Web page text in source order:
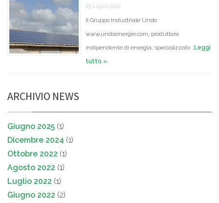
29 Luglio 2022
Il Gruppo Industriale Undo
www.undoenergie.com, produttore
indipendente di energia, specializzato … Leggi
tutto »
ARCHIVIO NEWS
Giugno 2025 (1)
Dicembre 2024 (1)
Ottobre 2022 (1)
Agosto 2022 (1)
Luglio 2022 (1)
Giugno 2022 (2)